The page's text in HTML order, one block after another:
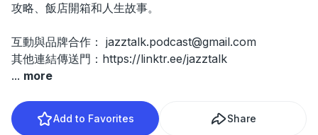
攻略、飯店開箱和人生故事。
互動與品牌合作： jazztalk.podcast@gmail.com
其他連結傳送門：https://linktr.ee/jazztalk
... more
Add to Favorites Share